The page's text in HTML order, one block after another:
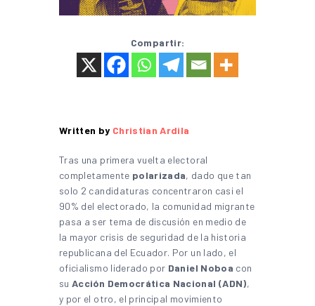
Compartir:
Written by Christian Ardila
Tras una primera vuelta electoral
completamente polarizada, dado que tan
solo 2 candidaturas concentraron casi el
90% del electorado, la comunidad migrante
pasa a ser tema de discusión en medio de
la mayor crisis de seguridad de la historia
republicana del Ecuador. Por un lado, el
oficialismo liderado por Daniel Noboa con
suAcción Democrática Nacional (ADN),
y por el otro, el principal movimiento